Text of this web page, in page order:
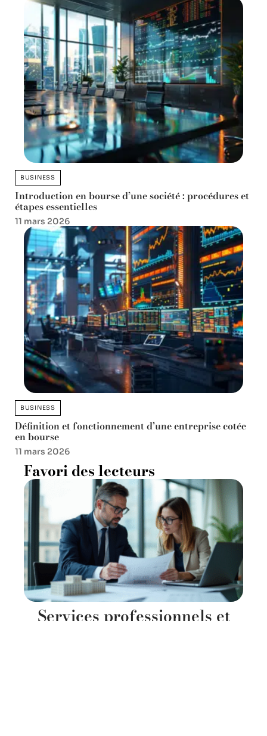
BUSINESS
Introduction en bourse d’une société : procédures et
étapes essentielles
11 mars 2026
BUSINESS
Définition et fonctionnement d’une entreprise cotée
en bourse
11 mars 2026
Favori des lecteurs
Services professionnels et